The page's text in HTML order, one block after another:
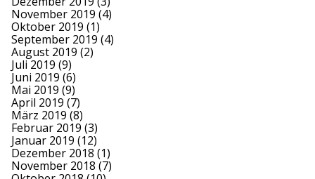
November 2019 (4)
Oktober 2019 (1)
September 2019 (4)
August 2019 (2)
Juli 2019 (9)
Juni 2019 (6)
Mai 2019 (9)
April 2019 (7)
März 2019 (8)
Februar 2019 (3)
Januar 2019 (12)
Dezember 2018 (1)
November 2018 (7)